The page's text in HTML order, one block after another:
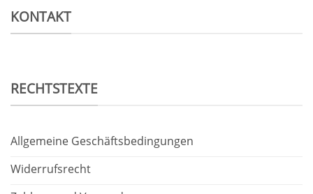
KONTAKT
RECHTSTEXTE
Allgemeine Geschäftsbedingungen
Widerrufsrecht